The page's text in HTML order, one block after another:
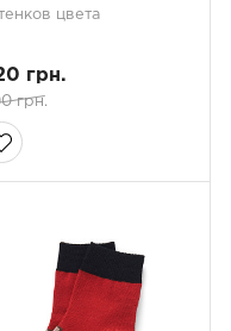
цвета
грн.
грн.